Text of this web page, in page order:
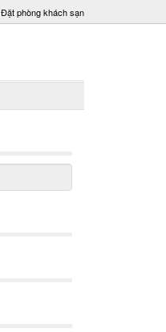
Đặt phòng khách sạn